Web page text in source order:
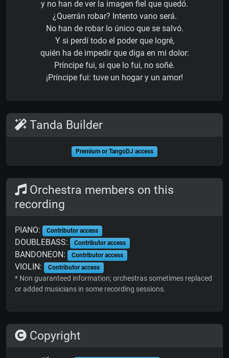
y no han de ver la imagen fiel que quedó.
¿Querrán robar? Intento vano será.
No han de robar lo único que se salvó.
Y si perdí todo el poder que logré,
quién ha de impedir que diga en mi dolor:
Príncipe fui, si que lo fui, no soñé.
¡Príncipe fui: tuve un hogar y un amor!
Tanda Builder
Premium or TangoDJ access
Orchestra members on this
recording
PIANO: Contributor access
DOUBLEBASS: Contributor access
BANDONEON: Contributor access
VIOLIN: Contributor access
* Non guaranteed information; orchestras sometimes replaced
or added musicians in some recording sessions.
Copyright